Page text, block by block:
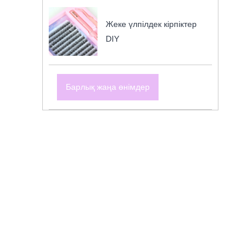
Жеке үлпілдек кірпіктер
DIY
Барлық жаңа өнімдер